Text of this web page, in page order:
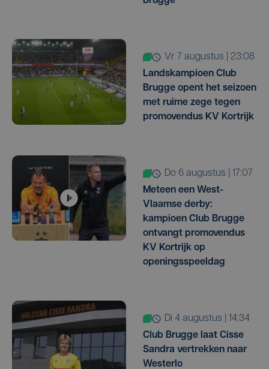
vr 7 augustus | 23:08
Landskampioen Club
Brugge opent het seizoen
met ruime zege tegen
promovendus KV Kortrijk
do 6 augustus | 17:07
Meteen een West-
Vlaamse derby:
kampioen Club Brugge
ontvangt promovendus
KV Kortrijk op
openingsspeeldag
di 4 augustus | 14:34
Club Brugge laat Cisse
Sandra vertrekken naar
Westerlo